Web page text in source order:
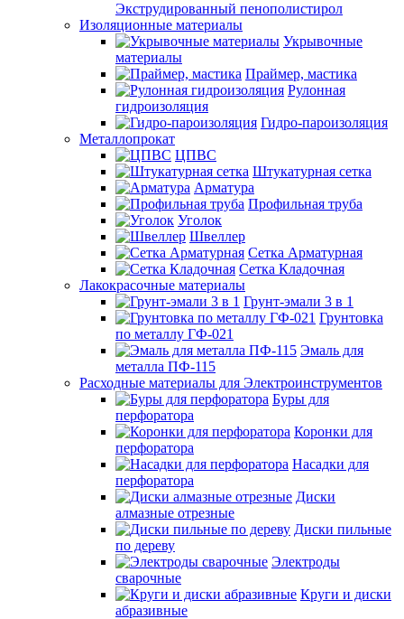
Экструдированный пенополистирол
Изоляционные материалы
Укрывочные
материалы
Праймер, мастика
Рулонная
гидроизоляция
Гидро-пароизоляция
Металлопрокат
ЦПВС
Штукатурная сетка
Арматура
Профильная труба
Уголок
Швеллер
Сетка Арматурная
Сетка Кладочная
Лакокрасочные материалы
Грунт-эмали 3 в 1
Грунтовка
по металлу ГФ-021
Эмаль для
металла ПФ-115
Расходные материалы для Электроинструментов
Буры для
перфоратора
Коронки для
перфоратора
Насадки для
перфоратора
Диски
алмазные отрезные
Диски пильные
по дереву
Электроды
сварочные
Круги и диски
абразивные